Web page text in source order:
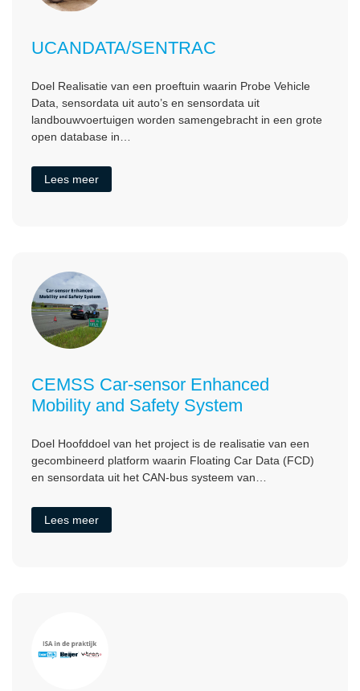
UCANDATA/SENTRAC
Doel Realisatie van een proeftuin waarin Probe Vehicle
Data, sensordata uit auto’s en sensordata uit
landbouwvoertuigen worden samengebracht in een grote
open database in…
Lees meer
CEMSS Car-sensor Enhanced
Mobility and Safety System
Doel Hoofddoel van het project is de realisatie van een
gecombineerd platform waarin Floating Car Data (FCD)
en sensordata uit het CAN-bus systeem van…
Lees meer